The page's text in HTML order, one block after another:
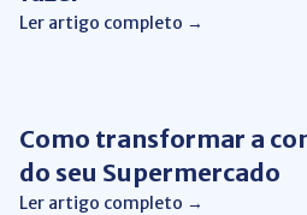
Ler artigo completo →
Como transformar a
do seu Supermercado
Ler artigo completo →